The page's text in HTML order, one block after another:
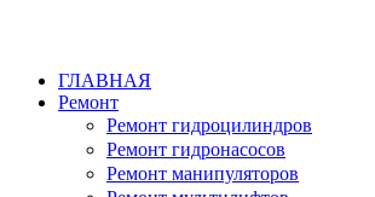
ГЛАВНАЯ
Ремонт
Ремонт гидроцилиндров
Ремонт гидронасосов
Ремонт манипуляторов